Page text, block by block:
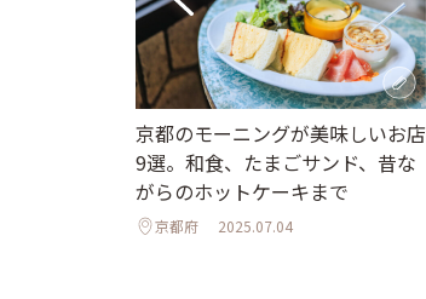
京都のモーニングが美味しいお店
9選。和食、たまごサンド、昔な
がらのホットケーキまで
京都府 2025.07.04